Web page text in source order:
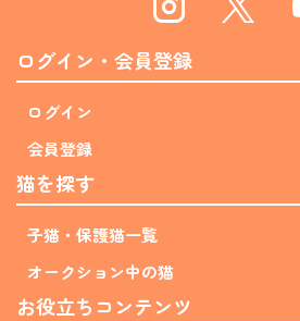
Instagram Twitter
ログイン・会員登録
ログイン
会員登録
猫を探す
子猫・保護猫一覧
オークション中の猫
お役立ちコンテンツ